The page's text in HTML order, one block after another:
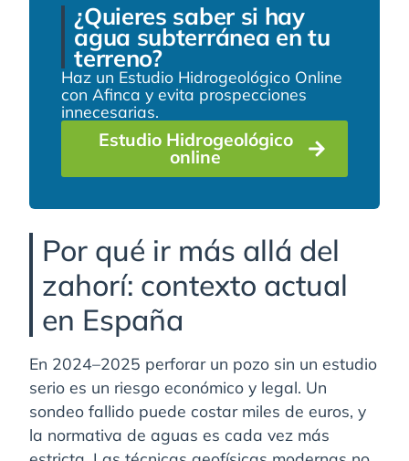
¿Quieres saber si hay
agua subterránea en tu
terreno?
Haz un Estudio Hidrogeológico Online
con Afinca y evita prospecciones
innecesarias.
Estudio Hidrogeológico
online
Por qué ir más allá del
zahorí: contexto actual
en España
En 2024–2025 perforar un pozo sin un estudio
serio es un riesgo económico y legal. Un
sondeo fallido puede costar miles de euros, y
la normativa de aguas es cada vez más